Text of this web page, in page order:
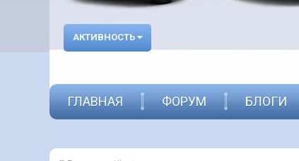
АКТИВНОСТЬ
ГЛАВНАЯ ФОРУМ БЛОГИ